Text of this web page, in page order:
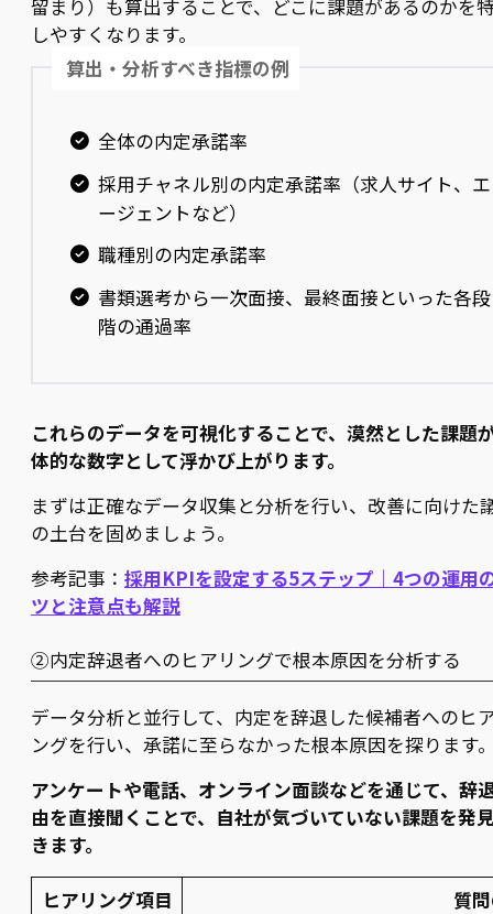
留まり）も算出することで、どこに課題があるのかを
しやすくなります。
算出・分析すべき指標の例
全体の内定承諾率
採用チャネル別の内定承諾率（求人サイト、エ
ージェントなど）
職種別の内定承諾率
書類選考から一次面接、最終面接といった各段
階の通過率
これらのデータを可視化することで、漠然とした課題
体的な数字として浮かび上がります。
まずは正確なデータ収集と分析を行い、改善に向けた
の土台を固めましょう。
参考記事： 採用KPIを設定する5ステップ｜4つの運用
ツと注意点も解説
②内定辞退者へのヒアリングで根本原因を分析する
データ分析と並行して、内定を辞退した候補者へのヒ
ングを行い、承諾に至らなかった根本原因を探ります
アンケートや電話、オンライン面談などを通じて、辞
由を直接聞くことで、自社が気づいていない課題を発
きます。
ヒアリング項目
質